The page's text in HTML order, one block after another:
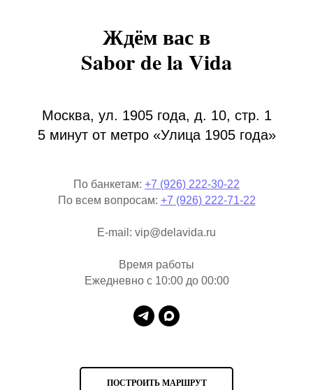
Ждём вас в
Sabor de la Vida
Москва, ул. 1905 года, д. 10, стр. 1
5 минут от метро «Улица 1905 года»
По банкетам: +7 (926) 222-30-22
По всем вопросам: +7 (926) 222-71-22
E-mail: vip@delavida.ru
Время работы
Ежедневно с 10:00 до 00:00
ПОСТРОИТЬ МАРШРУТ